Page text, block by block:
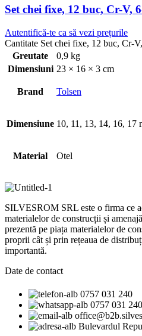
Set chei fixe, 12 buc, Cr-V,
Autentifică-te ca să vezi prețurile
Cantitate Set chei fixe, 12 buc, Cr-
Greutate
0,9 kg
Dimensiuni 23 × 16 × 3 cm
Brand Tolsen
Dimensiune 10, 11, 13, 14, 16, 17
Material Otel
SILVESROM SRL este o firma ce
materialelor de construcții și
prezentă pe piața materialelor de
proprii cât și prin rețeaua de
importantă.
Date de contact
0757 031 240
0757 031 240
Bulevardul